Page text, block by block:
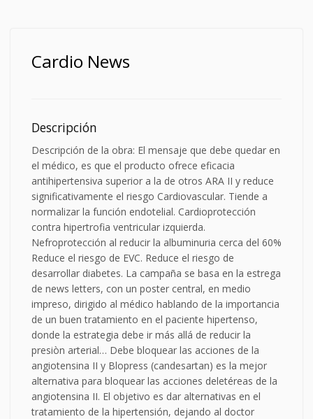
Cardio News
Descripción
Descripción de la obra: El mensaje que debe quedar en
el médico, es que el producto ofrece eficacia
antihipertensiva superior a la de otros ARA II y reduce
significativamente el riesgo Cardiovascular. Tiende a
normalizar la función endotelial. Cardioprotección
contra hipertrofia ventricular izquierda.
Nefroprotección al reducir la albuminuria cerca del 60%
Reduce el riesgo de EVC. Reduce el riesgo de
desarrollar diabetes. La campaña se basa en la estrega
de news letters, con un poster central, en medio
impreso, dirigido al médico hablando de la importancia
de un buen tratamiento en el paciente hipertenso,
donde la estrategia debe ir más allá de reducir la
presiòn arterial… Debe bloquear las acciones de la
angiotensina II y Blopress (candesartan) es la mejor
alternativa para bloquear las acciones deletéreas de la
angiotensina II. El objetivo es dar alternativas en el
tratamiento de la hipertensión, dejando al doctor